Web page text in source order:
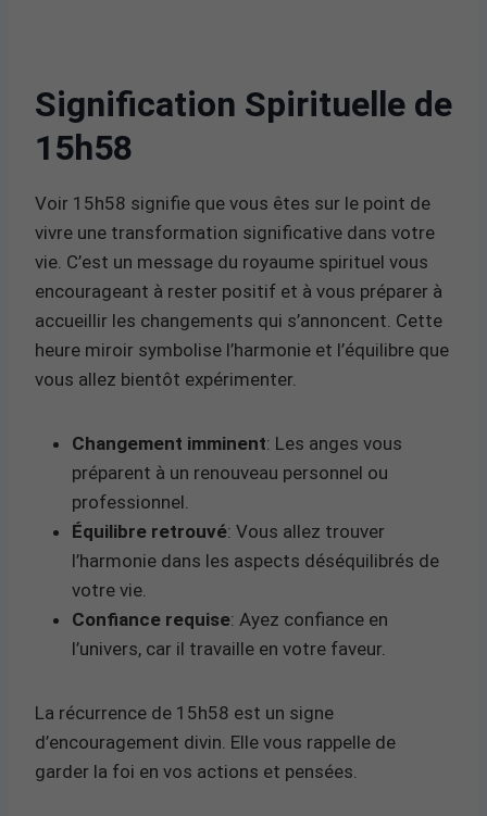
Signification Spirituelle de
15h58
Voir 15h58 signifie que vous êtes sur le point de
vivre une transformation significative dans votre
vie. C’est un message du royaume spirituel vous
encourageant à rester positif et à vous préparer à
accueillir les changements qui s’annoncent. Cette
heure miroir symbolise l’harmonie et l’équilibre que
vous allez bientôt expérimenter.
Changement imminent: Les anges vous
préparent à un renouveau personnel ou
professionnel.
Équilibre retrouvé: Vous allez trouver
l’harmonie dans les aspects déséquilibrés de
votre vie.
Confiance requise: Ayez confiance en
l’univers, car il travaille en votre faveur.
La récurrence de 15h58 est un signe
d’encouragement divin. Elle vous rappelle de
garder la foi en vos actions et pensées.